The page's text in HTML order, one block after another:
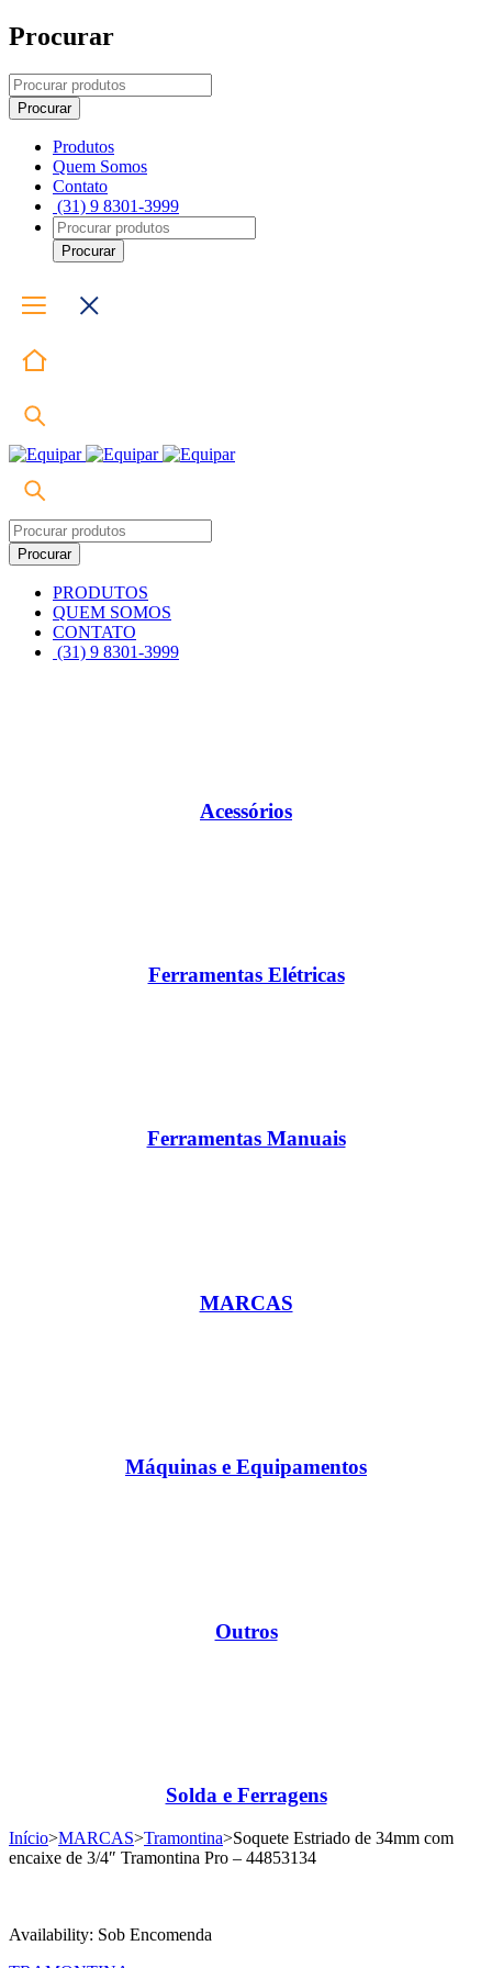
Procurar
Produtos
Quem Somos
Contato
(31) 9 8301-3999
PRODUTOS
QUEM SOMOS
CONTATO
(31) 9 8301-3999
Acessórios
Ferramentas Elétricas
Ferramentas Manuais
MARCAS
Máquinas e Equipamentos
Outros
Solda e Ferragens
Início>MARCAS>Tramontina>Soquete Estriado de 34mm com
encaixe de 3/4″ Tramontina Pro – 44853134
Availability: Sob Encomenda